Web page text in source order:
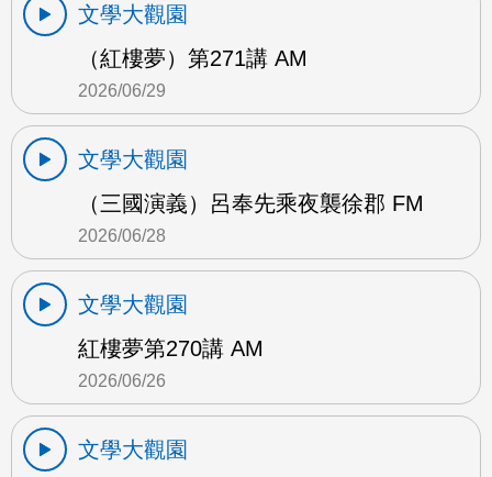
文學大觀園
（紅樓夢）第271講 AM
2026/06/29
文學大觀園
（三國演義）呂奉先乘夜襲徐郡 FM
2026/06/28
文學大觀園
紅樓夢第270講 AM
2026/06/26
文學大觀園